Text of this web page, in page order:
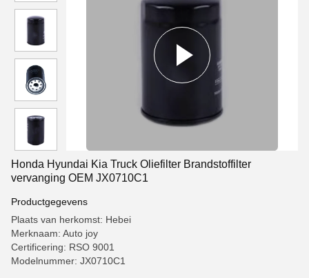
Honda Hyundai Kia Truck Oliefilter Brandstoffilter
vervanging OEM JX0710C1
Productgegevens
Plaats van herkomst: Hebei
Merknaam: Auto joy
Certificering: RSO 9001
Modelnummer: JX0710C1